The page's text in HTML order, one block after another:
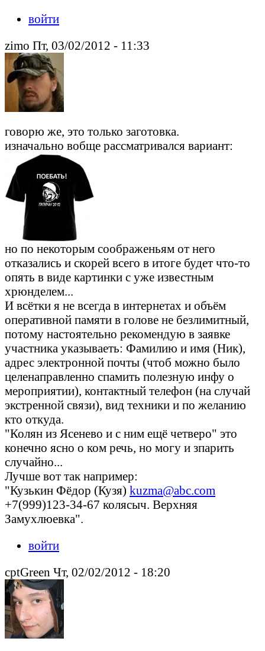
войти
zimo Пт, 03/02/2012 - 11:33
говорю же, это только заготовка.
изначально вобще рассматривался вариант:
но по некоторым соображеньям от него
отказались и скорей всего в итоге будет что-то
опять в виде картинки с уже известным
хрюнделем...
И всётки я не всегда в интернетах и объём
оперативной памяти в голове не безлимитный,
потому настоятельно рекомендую в заявке
участника указываеть: Фамилию и имя (Ник),
адрес электронной почты (чтоб можно было
целенаправленно спамить полезную инфу о
мероприятии), контактный телефон (на случай
экстренной связи), вид техники и по желанию
кто откуда.
"Колян из Ясенево и с ним ещё четверо" это
конечно ясно о ком речь, но могу и зпарить
случайно...
Лучше вот так например:
"Кузькин Фёдор (Кузя) kuzma@abc.com
+7(999)123-34-67 колясыч. Верхняя
Замухлюевка".
войти
cptGreen Чт, 02/02/2012 - 18:20